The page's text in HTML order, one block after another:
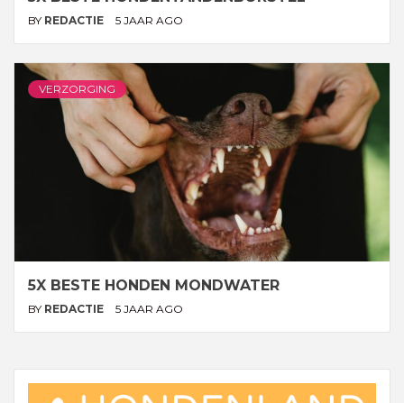
BY REDACTIE 5 JAAR AGO
VERZORGING
5X BESTE HONDEN MONDWATER
BY REDACTIE 5 JAAR AGO